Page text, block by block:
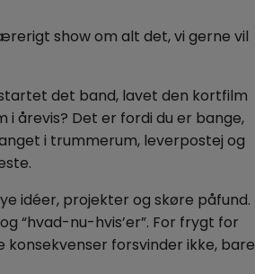
show om alt det, vi gerne vil
det band, lavet den kortfilm
årevis? Det er fordi du er bange,
i trummerum, leverpostej og
idéer, projekter og skøre påfund.
“hvad-nu-hvis’er”. For frygt for
forsvinder ikke, bare